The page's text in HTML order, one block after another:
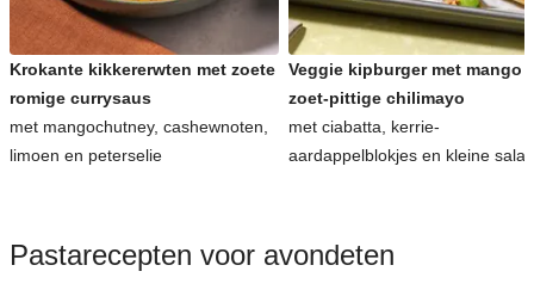
Krokante kikkererwten met zoete
romige currysaus
met mangochutney, cashewnoten,
limoen en peterselie
Veggie kipburger met mango
zoet-pittige chilimayo
met ciabatta, kerrie-
aardappelblokjes en kleine
Pastarecepten voor avondeten